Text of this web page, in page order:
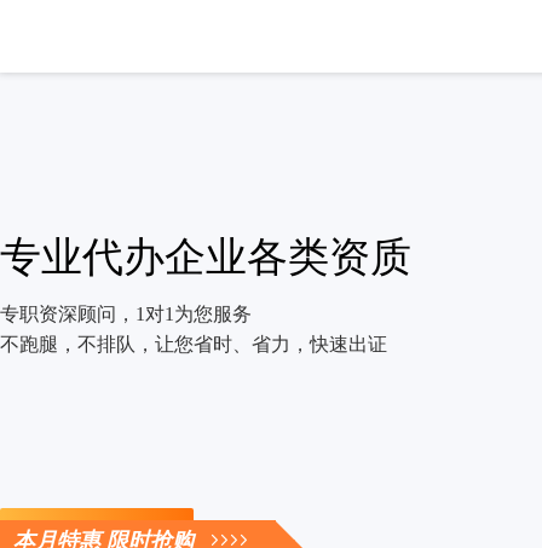
专业代办企业各类资质
专职资深顾问，1对1为您服务
不跑腿，不排队，让您省时、省力，快速出证
立即咨询
本月特惠 限时抢购